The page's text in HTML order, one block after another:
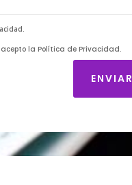
acepto la Política de Privacidad.
ENVIAR